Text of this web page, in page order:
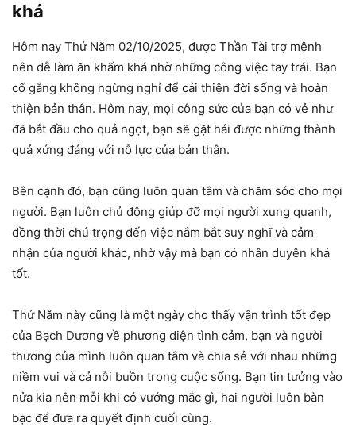
khá
Hôm nay Thứ Năm 02/10/2025, được Thần Tài trợ mệnh
nên dễ làm ăn khấm khá nhờ những công việc tay trái. Bạn
cố gắng không ngừng nghỉ để cải thiện đời sống và hoàn
thiện bản thân. Hôm nay, mọi công sức của bạn có vẻ như
đã bắt đầu cho quả ngọt, bạn sẽ gặt hái được những thành
quả xứng đáng với nỗ lực của bản thân.
Bên cạnh đó, bạn cũng luôn quan tâm và chăm sóc cho mọi
người. Bạn luôn chủ động giúp đỡ mọi người xung quanh,
đồng thời chú trọng đến việc nắm bắt suy nghĩ và cảm
nhận của người khác, nhờ vậy mà bạn có nhân duyên khá
tốt.
Thứ Năm này cũng là một ngày cho thấy vận trình tốt đẹp
của Bạch Dương về phương diện tình cảm, bạn và người
thương của mình luôn quan tâm và chia sẻ với nhau những
niềm vui và cả nỗi buồn trong cuộc sống. Bạn tin tưởng vào
nửa kia nên mỗi khi có vướng mắc gì, hai người luôn bàn
bạc để đưa ra quyết định cuối cùng.